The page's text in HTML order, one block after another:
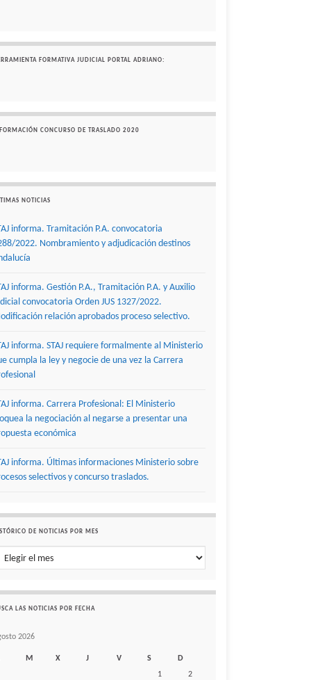
FORMATIVA JUDICIAL PORTAL ADRIANO:
CONCURSO DE TRASLADO 2020
NOTICIAS
informa. Tramitación P.A. convocatoria
2022. Nombramiento y adjudicación destinos
informa. Gestión P.A., Tramitación P.A. y Auxilio
convocatoria Orden JUS 1327/2022.
relación aprobados proceso selectivo.
informa. STAJ requiere formalmente al Ministerio
cumpla la ley y negocie de una vez la Carrera
informa. Carrera Profesional: El Ministerio
la negociación al negarse a presentar una
económica
informa. Últimas informaciones Ministerio sobre
selectivos y concurso traslados.
DE NOTICIAS POR MES
de noticias por mes
LAS NOTICIAS POR FECHA
2026
M X J V S
D
1
2